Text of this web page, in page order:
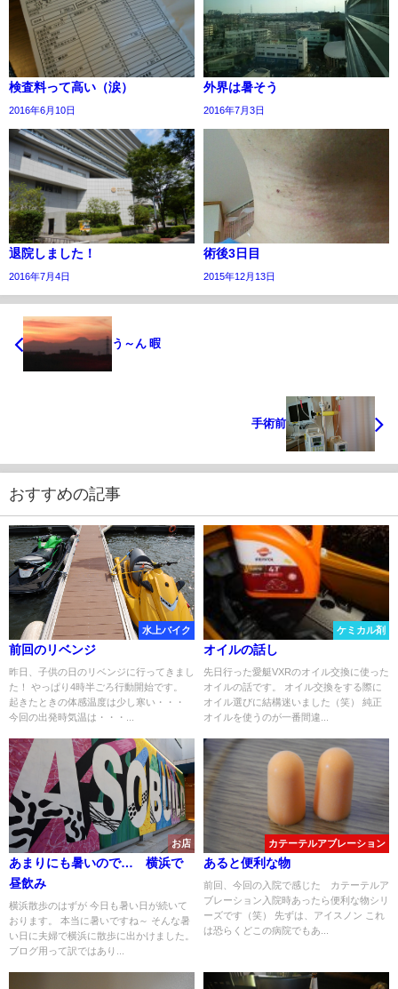
検査料って高い（涙）
2016年6月10日
外界は暑そう
2016年7月3日
退院しました！
2016年7月4日
術後3日目
2015年12月13日
う～ん 暇
手術前
おすすめの記事
水上バイク
前回のリベンジ
昨日、子供の日のリベンジに行ってきまし
た！ やっぱり4時半ごろ行動開始です。
起きたときの体感温度は少し寒い・・・
今回の出発時気温は・・・...
ケミカル剤
オイルの話し
先日行った愛艇VXRのオイル交換に使った
オイルの話です。 オイル交換をする際に
オイル選びに結構迷いました（笑） 純正
オイルを使うのが一番間違...
お店
あまりにも暑いので… 横浜で
昼飲み
横浜散歩のはずが 今日も暑い日が続いて
おります。 本当に暑いですね～ そんな暑
い日に夫婦で横浜に散歩に出かけました。
ブログ用って訳ではあり...
カテーテルアブレーション
あると便利な物
前回、今回の入院で感じた カテーテルア
ブレーション入院時あったら便利な物シリ
ーズです（笑） 先ずは、アイスノン これ
は恐らくどこの病院でもあ...